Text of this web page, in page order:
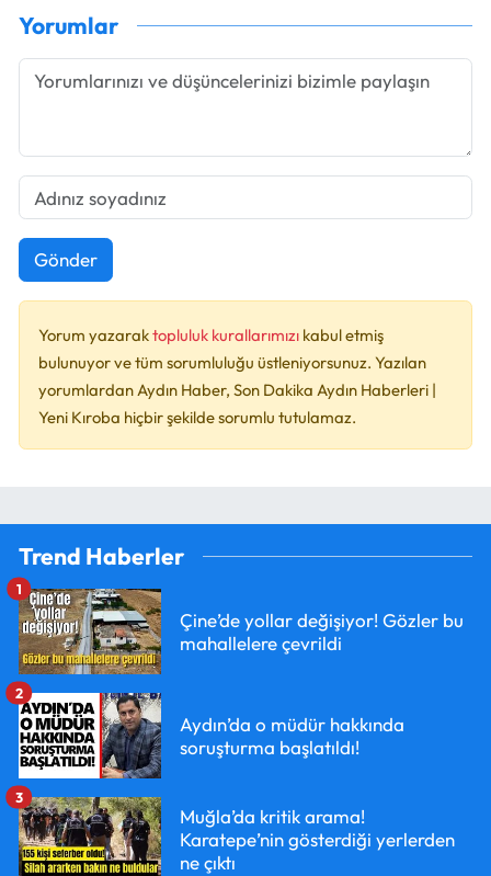
Yorumlar
Gönder
Yorum yazaraktopluluk kurallarımızı kabul etmiş
bulunuyor ve tüm sorumluluğu üstleniyorsunuz. Yazılan
yorumlardan Aydın Haber, Son Dakika Aydın Haberleri |
Yeni Kıroba hiçbir şekilde sorumlu tutulamaz.
Trend Haberler
Çine’de yollar değişiyor! Gözler bu
mahallelere çevrildi
1
Aydın’da o müdür hakkında
soruşturma başlatıldı!
2
Muğla’da kritik arama!
Karatepe’nin gösterdiği yerlerden
ne çıktı
3